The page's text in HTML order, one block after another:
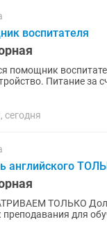
воспитателя
помощник
Питание за
сегодня
английского
ТОЛЬКО Долгосрочные
преподавания для